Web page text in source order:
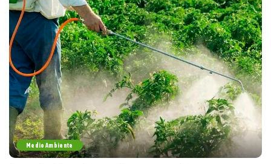
Medio Ambiente